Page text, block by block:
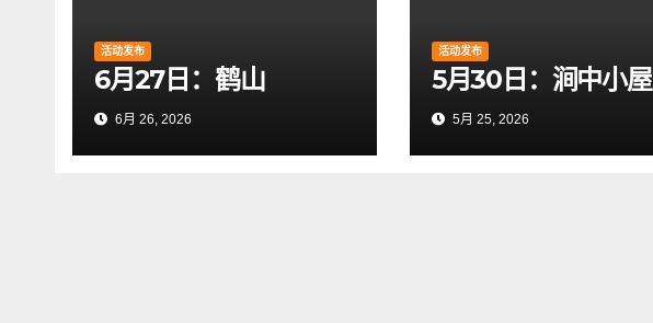
活动发布
6月27日：鹤山
6月 26, 2026
活动发布
5月30日：涧中小屋
5月 25, 2026